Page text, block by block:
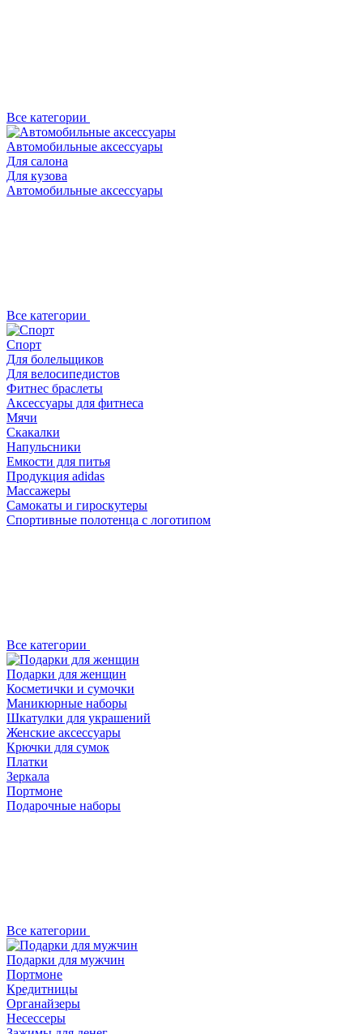
Все категории
Автомобильные аксессуары
Для салона
Для кузова
Автомобильные аксессуары
Все категории
Спорт
Для болельщиков
Для велосипедистов
Фитнес браслеты
Аксессуары для фитнеса
Мячи
Скакалки
Напульсники
Емкости для питья
Продукция adidas
Массажеры
Самокаты и гироскутеры
Спортивные полотенца с логотипом
Все категории
Подарки для женщин
Косметички и сумочки
Маникюрные наборы
Шкатулки для украшений
Женские аксессуары
Крючки для сумок
Платки
Зеркала
Портмоне
Подарочные наборы
Все категории
Подарки для мужчин
Портмоне
Кредитницы
Органайзеры
Несессеры